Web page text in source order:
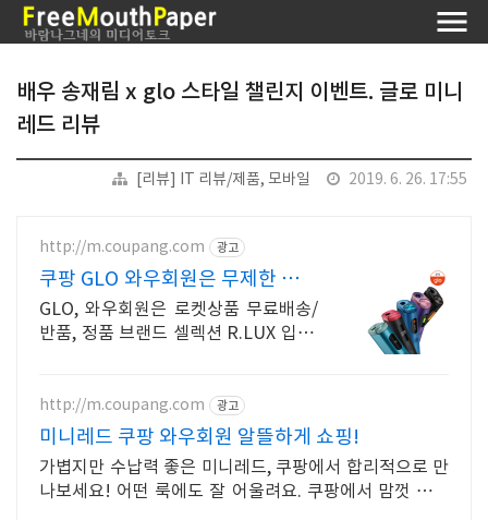
배우 송재림 x glo 스타일 챌린지 이벤트. 글로 미니
레드 리뷰
[리뷰] IT 리뷰/제품, 모바일 2019. 6. 26. 17:55
http://m.coupang.com 광고
쿠팡 GLO 와우회원은 무제한 무료
배송
GLO, 와우회원은 로켓상품 무료배송/
반품, 정품 브랜드 셀렉션 R.LUX 입점.
http://m.coupang.com 광고
미니레드 쿠팡 와우회원 알뜰하게 쇼핑!
가볍지만 수납력 좋은 미니레드, 쿠팡에서 합리적으로 만
나보세요! 어떤 룩에도 잘 어울려요. 쿠팡에서 맘껏 구경